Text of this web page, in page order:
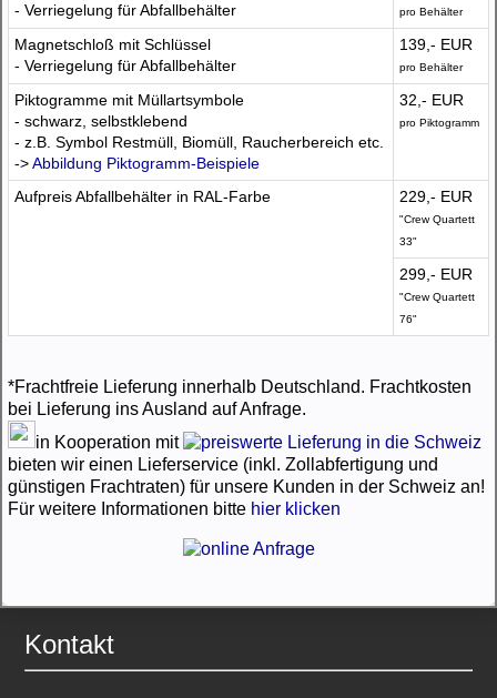
- Verriegelung für Abfallbehälter
pro Behälter
Magnetschloß mit Schlüssel
- Verriegelung für Abfallbehälter
139,- EUR
pro Behälter
Piktogramme mit Müllartsymbole
- schwarz, selbstklebend
- z.B. Symbol Restmüll, Biomüll, Raucherbereich etc.
->Abbildung Piktogramm-Beispiele
32,- EUR
pro Piktogramm
Aufpreis Abfallbehälter in RAL-Farbe 229,- EUR
"Crew Quartett
33"
299,- EUR
"Crew Quartett
76"
*Frachtfreie Lieferung innerhalb Deutschland. Frachtkosten
bei Lieferung ins Ausland auf Anfrage.
in Kooperation mit
bieten wir einen Lieferservice (inkl. Zollabfertigung und
günstigen Frachtraten) für unsere Kunden in der Schweiz an!
Für weitere Informationen bitte hier klicken
Kontakt